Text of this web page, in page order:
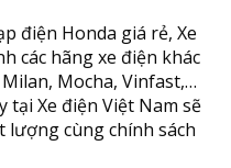
điện Honda giá rẻ, Xe
các hãng xe điện khác
Mocha, Vinfast,…
tại Xe điện Việt Nam sẽ
lượng cùng chính sách